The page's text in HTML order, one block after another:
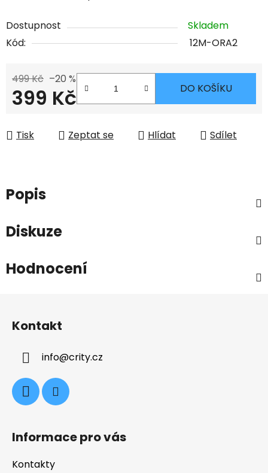
Dostupnost
Skladem
Kód:
12M-ORA2
499 Kč –20 %
399 Kč DO KOŠÍKU
Tisk Zeptat se Hlídat Sdílet
Popis
Diskuze
Hodnocení
Kontakt
info@crity.cz
Informace pro vás
Kontakty